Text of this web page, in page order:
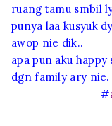
ruang tamu smbil
punya laa kusyuk
awop nie dik..
apa pun aku
dgn family ary nie.
#